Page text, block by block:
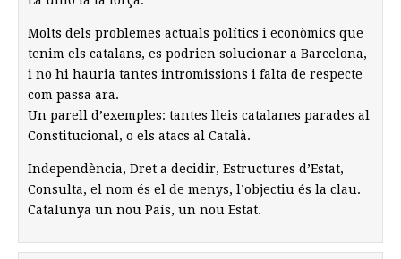
Molts dels problemes actuals polítics i econòmics que
tenim els catalans, es podrien solucionar a Barcelona,
i no hi hauria tantes intromissions i falta de respecte
com passa ara.
Un parell d’exemples: tantes lleis catalanes parades al
Constitucional, o els atacs al Català.
Independència, Dret a decidir, Estructures d’Estat,
Consulta, el nom és el de menys, l’objectiu és la clau.
Catalunya un nou País, un nou Estat.